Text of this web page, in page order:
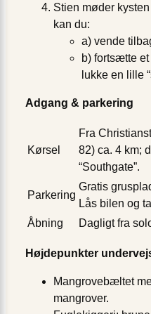
Stien møder
kan du:
a) vende
b) fortsætte
lukke en lille
Adgang & parkering
Kørsel
Fra
82) ca. 4 km;
“Southgate”.
Parkering
Gratis
Lås bilen og
Åbning
Dagligt fra
Højdepunkter
Mangrovebæltet
mangrover.